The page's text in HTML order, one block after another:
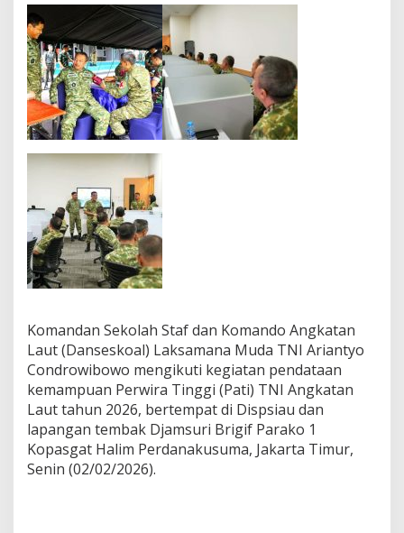
Komandan Sekolah Staf dan Komando Angkatan
Laut (Danseskoal) Laksamana Muda TNI Ariantyo
Condrowibowo mengikuti kegiatan pendataan
kemampuan Perwira Tinggi (Pati) TNI Angkatan
Laut tahun 2026, bertempat di Dispsiau dan
lapangan tembak Djamsuri Brigif Parako 1
Kopasgat Halim Perdanakusuma, Jakarta Timur,
Senin (02/02/2026).